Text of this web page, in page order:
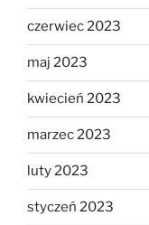
czerwiec 2023
maj 2023
kwiecień 2023
marzec 2023
luty 2023
styczeń 2023